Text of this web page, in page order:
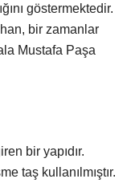
göstermektedir.
bir zamanlar
Mustafa Paşa
bir yapıdır.
taş kullanılmıştır.